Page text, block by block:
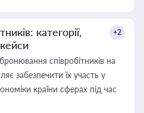
категорії,
+2
співробітників на
забезпечити їх участь у
країни сферах під час